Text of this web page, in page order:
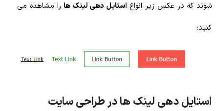
شوند که در عکس زیر انواع استایل دهی لینک هارا مشاهده می
کنید:
استایل دهی لینک ها در طراحی سایت